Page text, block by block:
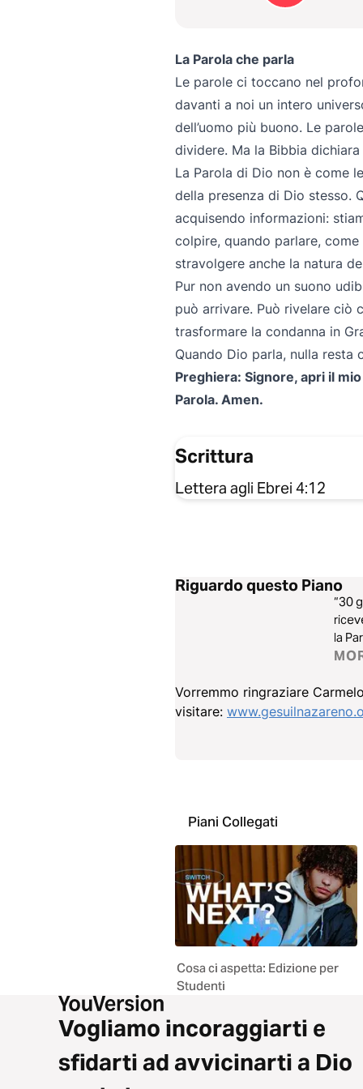
La Parola che parla
Le parole ci toccano nel
davanti a noi un intero
dell’uomo più buono. Le
dividere. Ma la Bibbia
La Parola di Dio non è come
della presenza di Dio stesso.
acquisendo informazioni:
colpire, quando parlare,
stravolgere anche la natura
Pur non avendo un suono
può arrivare. Può rivelare ciò
trasformare la condanna in
Quando Dio parla, nulla resta
Preghiera: Signore, apri il
Parola. Amen.
Scrittura
Lettera agli Ebrei 4:12
Riguardo questo Piano
“30
la
e
Vorremmo ringraziare
visitare:
Piani Collegati
Cosa ci aspetta: Edizione per
Studenti
Vogliamo incoraggiarti e
sfidarti ad avvicinarti a Dio